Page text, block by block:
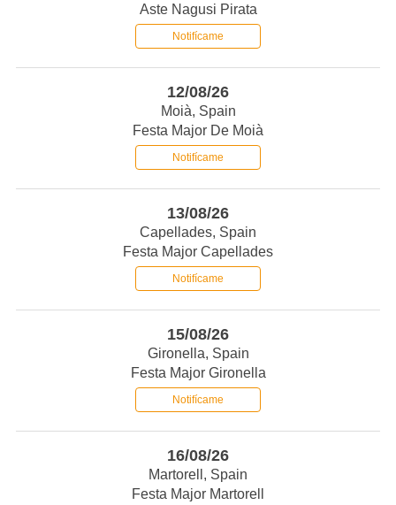
Aste Nagusi Pirata
Notifícame
12/08/26
Moià, Spain
Festa Major De Moià
Notifícame
13/08/26
Capellades, Spain
Festa Major Capellades
Notifícame
15/08/26
Gironella, Spain
Festa Major Gironella
Notifícame
16/08/26
Martorell, Spain
Festa Major Martorell